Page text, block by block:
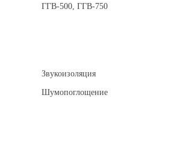
ГГВ-500, ГГВ-750
Звукоизоляция
Шумопоглощение